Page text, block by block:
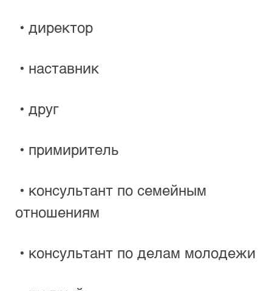
• директор
• наставник
• друг
• примиритель
отношениям
• консультант по делам молодежи